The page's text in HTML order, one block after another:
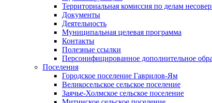
Территориальная комиссия по делам
Документы
Деятельность
Муниципальная целевая программа
Контакты
Полезные ссылки
Персонифицированное дополнительное
Поселения
Городское поселение Гаврилов-Ям
Великосельское сельское поселение
Заячье-Холмское сельское поселение